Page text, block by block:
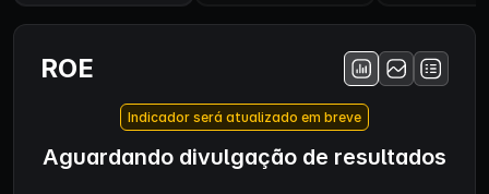
ROE
Indicador será atualizado em breve
Aguardando divulgação de resultados